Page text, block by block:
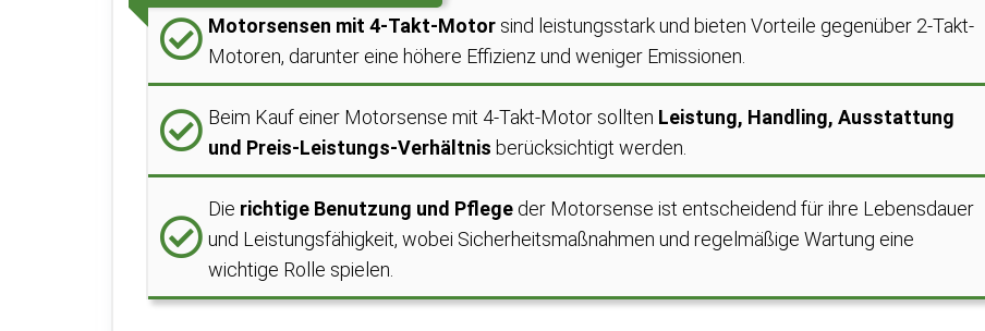
Motorsensen mit 4-Takt-Motor sind leistungsstark und bieten Vorteile gegenüber 2-Takt-
Motoren, darunter eine höhere Effizienz und weniger Emissionen.
Beim Kauf einer Motorsense mit 4-Takt-Motor sollten Leistung, Handling, Ausstattung
und Preis-Leistungs-Verhältnis berücksichtigt werden.
Die richtige Benutzung und Pflege der Motorsense ist entscheidend für ihre Lebensdauer
und Leistungsfähigkeit, wobei Sicherheitsmaßnahmen und regelmäßige Wartung eine
wichtige Rolle spielen.